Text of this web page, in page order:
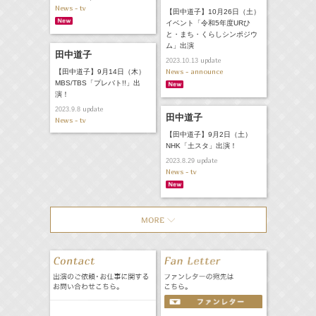
News - tv
【田中道子】10月26日（土）
イベント「令和5年度URひ
と・まち・くらしシンポジウ
ム」出演
2023.10.13update
News - announce
田中道子
【田中道子】9月14日（木）
MBS/TBS「プレバト!!」出
演！
2023.9.8update
News - tv 田中道子
【田中道子】9月2日（土）
NHK「土スタ」出演！
2023.8.29update
News - tv